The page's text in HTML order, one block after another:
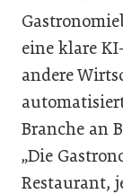
eine klare
andere
Branche an
„Die
Restaurant,